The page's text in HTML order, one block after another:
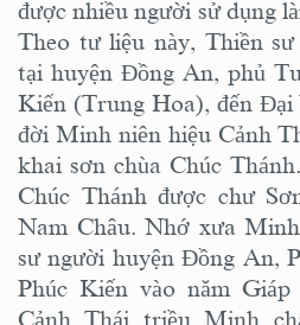
được nhiều người sử dụng
Theo tư liệu này, Thiền
tại huyện Đồng An, phủ
Kiến (Trung Hoa), đến Đại
đời Minh niên hiệu Cảnh
khai sơn chùa Chúc
Chúc Thánh được chư
Nam Châu. Nhớ xưa
sư người huyện Đồng An,
Phúc Kiến vào năm
Cảnh Thái triều Minh